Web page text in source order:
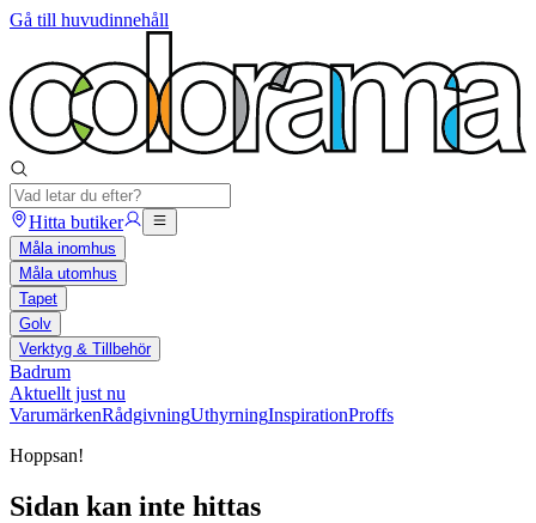
Gå till huvudinnehåll
Hitta butiker
Måla inomhus
Måla utomhus
Tapet
Golv
Verktyg & Tillbehör
Badrum
Aktuellt just nu
VarumärkenRådgivningUthyrningInspirationProffs
Hoppsan!
Sidan kan inte hittas